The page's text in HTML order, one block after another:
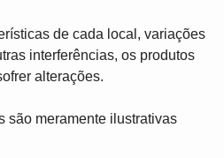
de cada local, variações
interferências, os produtos
alterações.
são meramente ilustrativas